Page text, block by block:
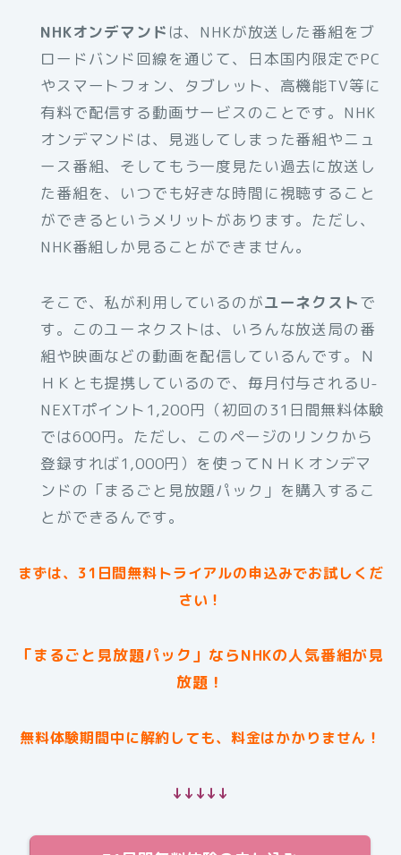
NHKオンデマンド は、NHKが放送した番組をブ
ロードバンド回線を通じて、日本国内限定でPC
やスマートフォン、タブレット、高機能TV等に
有料で配信する動画サービスのことです。NHK
オンデマンドは、見逃してしまった番組やニュ
ース番組、そしてもう一度見たい過去に放送し
た番組を、いつでも好きな時間に視聴すること
ができるというメリットがあります。ただし、
NHK番組しか見ることができません。
そこで、私が利用しているのがユーネクストで
す。このユーネクストは、いろんな放送局の番
組や映画などの動画を配信しているんです。Ｎ
ＨＫとも提携しているので、毎月付与されるU-
NEXTポイント1,200円（初回の31日間無料体験
では600円。ただし、このページのリンクから
登録すれば1,000円）を使ってＮＨＫオンデマ
ンドの「まるごと見放題パック」を購入するこ
とができるんです。
まずは、31日間無料トライアルの申込みでお試しくだ
さい！
「まるごと見放題パック」ならNHKの人気番組が見
放題！
無料体験期間中に解約しても、料金はかかりません！
↓↓↓↓↓